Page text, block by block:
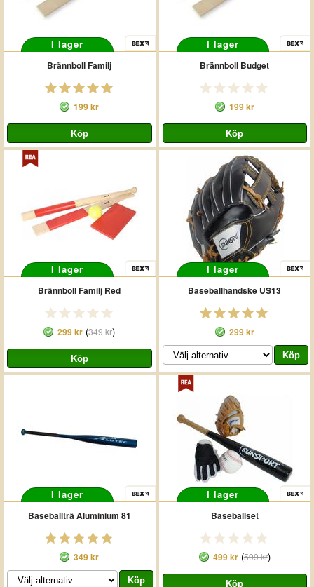
I lager
Brännboll Familj
199 kr
I lager
Brännboll Budget
199 kr
I lager
Brännboll Familj Red
299 kr (349 kr)
I lager
Baseballhandske US13
299 kr
I lager
Baseballträ Aluminium 81
349 kr
I lager
Baseballset
499 kr(599 kr)